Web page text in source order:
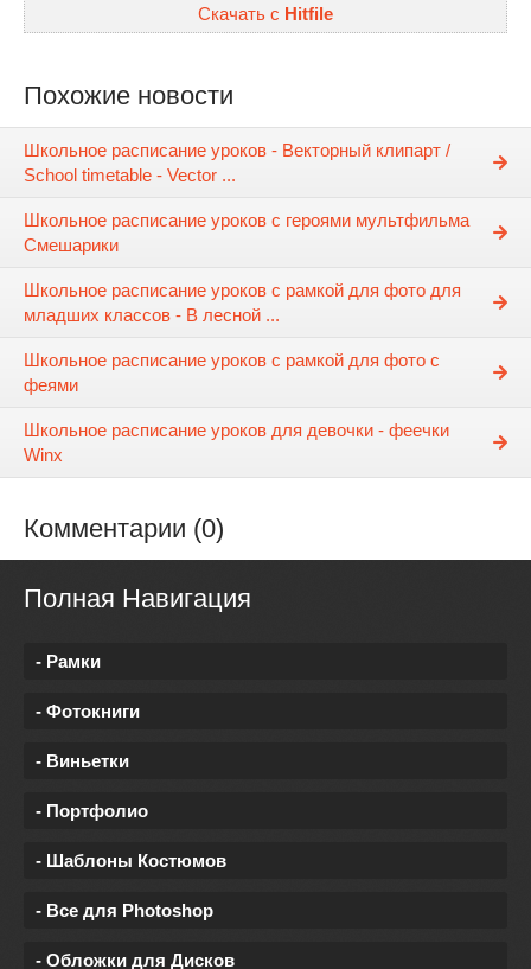
Скачать с Hitfile
Похожие новости
Школьное расписание уроков - Векторный клипарт /
School timetable - Vector ...
Школьное расписание уроков с героями мультфильма
Смешарики
Школьное расписание уроков с рамкой для фото для
младших классов - В лесной ...
Школьное расписание уроков с рамкой для фото с
феями
Школьное расписание уроков для девочки - феечки
Winx
Комментарии (0)
Полная Навигация
- Рамки
- Фотокниги
- Виньетки
- Портфолио
- Шаблоны Костюмов
- Все для Photoshop
- Обложки для Дисков